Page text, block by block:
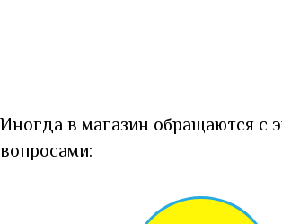
Иногда в магазин обращаются с
вопросами: